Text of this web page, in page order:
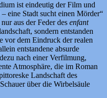
ist eindeutig der Film und
eine Stadt sucht einen Mörder“
aus der Feder des enfant
sondern entstanden
vor dem Eindruck der realen
entstandene absurde
nach einer Verfilmung,
Atmosphäre, die im Roman
Landschaft des
über die Wirbelsäule